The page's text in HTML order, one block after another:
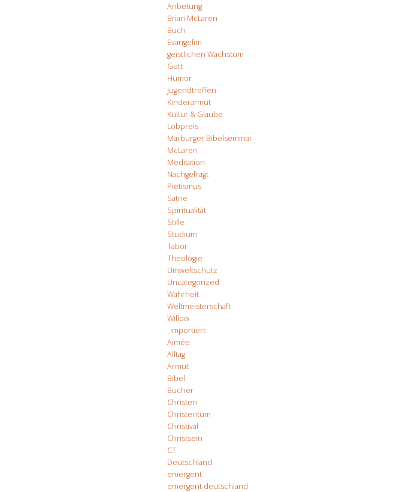
Anbetung
Brian McLaren
Buch
Evangelim
geistlichen Wachstum
Gott
Humor
Jugendtreffen
Kinderarmut
Kultur & Glaube
Lobpreis
Marburger Bibelseminar
McLaren
Meditation
Nachgefragt
Pietismus
Satrie
Spiritualität
Stille
Studium
Tabor
Theologie
Umweltschutz
Uncategorized
Wahrheit
Weltmeisterschaft
Willow
_importiert
Aimée
Alltag
Armut
Bibel
Bücher
Christen
Christentum
Christival
Christsein
CT
Deutschland
emergent
emergent deutschland